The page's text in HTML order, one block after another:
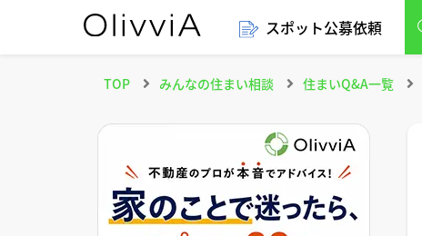
スポット公募依頼
TOP みんなの住まい相談 住まいQ&A一覧